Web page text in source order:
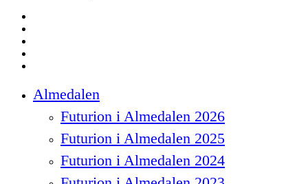
Menu
Almedalen
Futurion i Almedalen 2026
Futurion i Almedalen 2025
Futurion i Almedalen 2024